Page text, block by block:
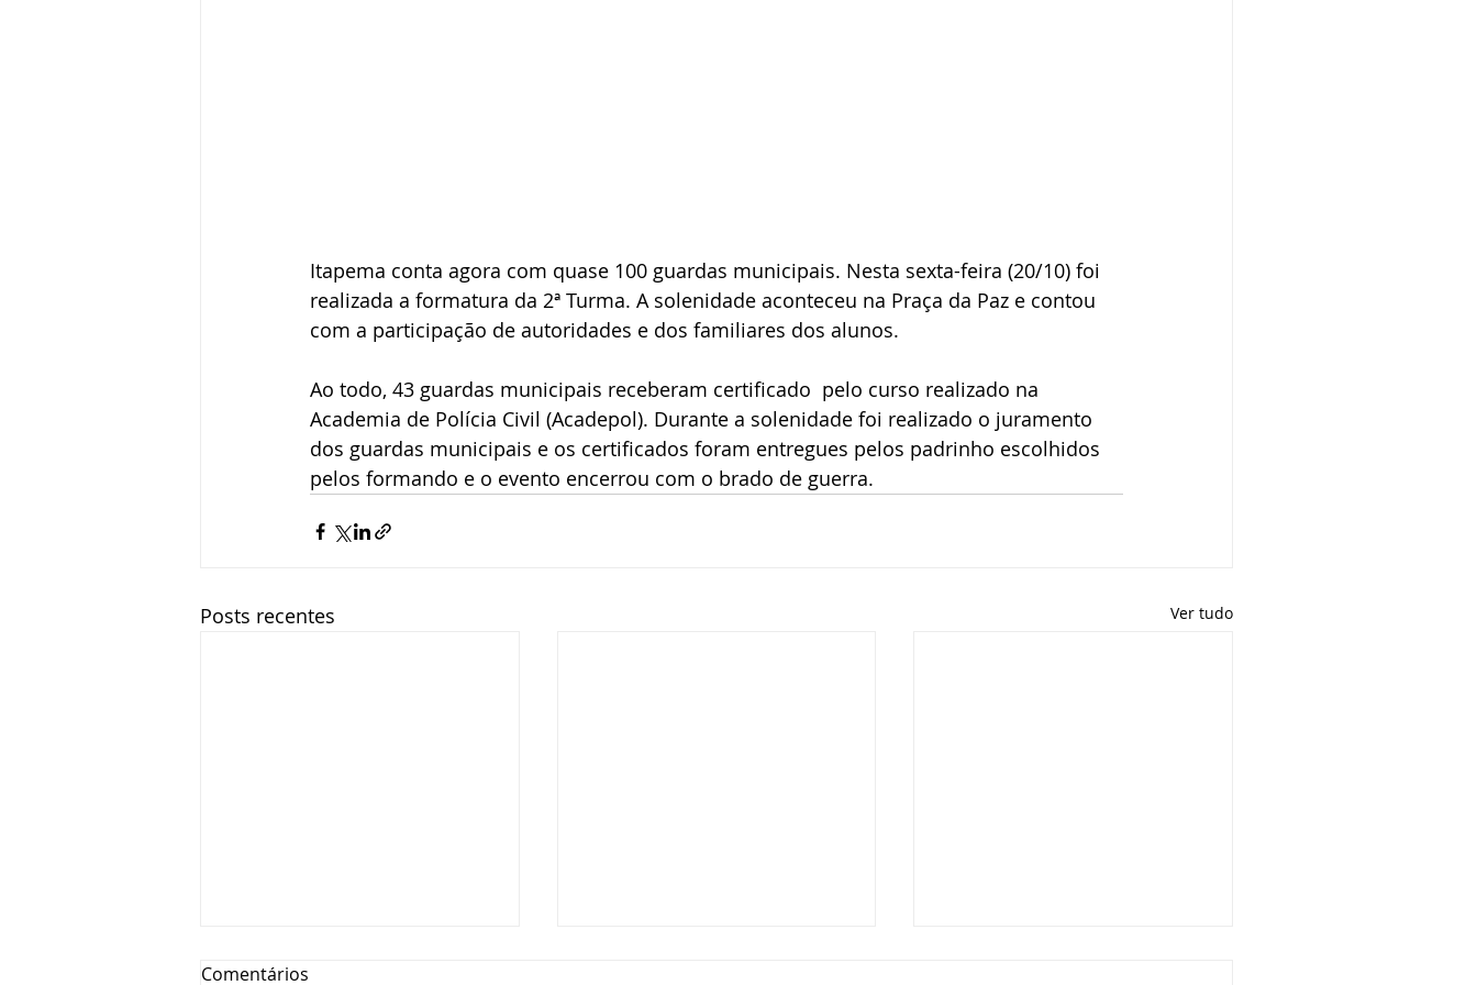
Itapema conta agora com quase 100 guardas municipais. Nesta sexta-feira (20/10) foi
realizada a formatura da 2ª Turma. A solenidade aconteceu na Praça da Paz e contou
com a participação de autoridades e dos familiares dos alunos.
Ao todo, 43 guardas municipais receberam certificado  pelo curso realizado na
Academia de Polícia Civil (Acadepol). Durante a solenidade foi realizado o juramento
dos guardas municipais e os certificados foram entregues pelos padrinho escolhidos
pelos formando e o evento encerrou com o brado de guerra.
Posts recentes Ver tudo
Comentários